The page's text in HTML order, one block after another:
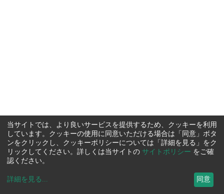
当サイトでは、より良いサービスを提供するため、クッキーを利用
しています。クッキーの使用に同意いただける場合は「同意」ボタ
ンをクリックし、クッキーポリシーについては「詳細を見る」をク
リックしてください。詳しくは当サイトの サイトポリシー をご確
認ください。
詳細を見る ... 同意